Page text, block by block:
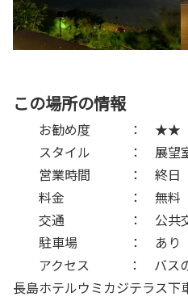
この場所の情報
お勧め度 ： ★★
スタイル ： 展望室
営業時間 ： 終日
料金 ： 無料
交通 ： 公共交通
駐車場 ： あり
アクセス ： バスの場
長島ホテルウミカジテラス下